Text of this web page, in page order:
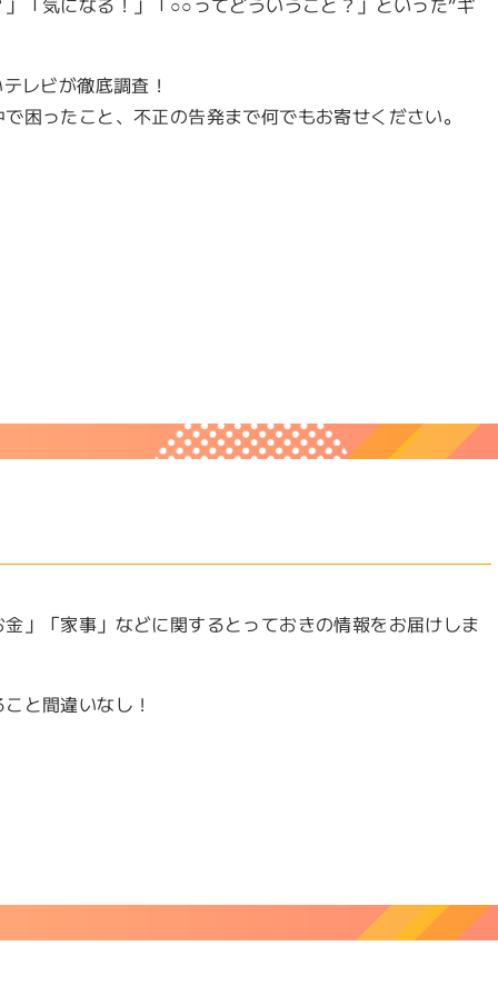
レビが徹底調査！
困ったこと、不正の告発まで何でもお寄せください。
」「家事」などに関するとっておきの情報をお届けしま
と間違いなし！